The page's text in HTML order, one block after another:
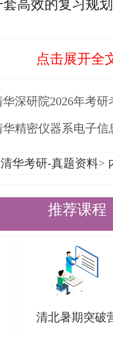
高效的复习规
考试前一年10月
择的机械工程
适的参考书，
对这门课程有
读教材，深入理
进行总结，全面
适当扩展知识面
性、相关性等标
点击展开全
华深研院2026年考
华精密仪器系电子
清华考研-真题资料>
推荐课程
清北暑期突破